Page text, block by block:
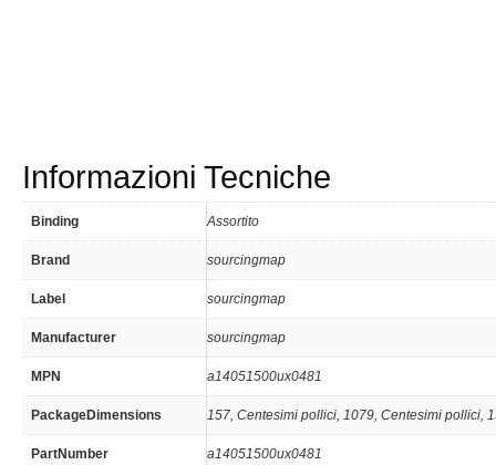
Informazioni Tecniche
Binding Assortito
Brand sourcingmap
Label sourcingmap
Manufacturer sourcingmap
MPN a14051500ux0481
PackageDimensions 157, Centesimi pollici, 1079, Centesimi pollici,
PartNumber a14051500ux0481